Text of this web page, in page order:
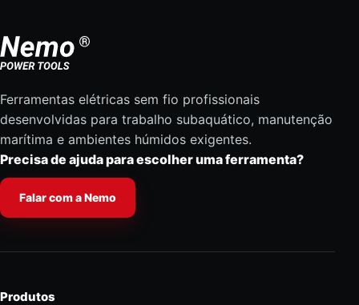
Ferramentas elétricas sem fio profissionais
desenvolvidas para trabalho subaquático, manutenção
marítima e ambientes húmidos exigentes.
Precisa de ajuda para escolher uma ferramenta?
Falar com a Nemo
Produtos